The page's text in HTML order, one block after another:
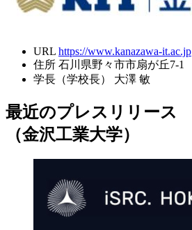
URL https://www.kanazawa-it.ac.jp
住所 石川県野々市市扇が丘7-1
学長（学校長）
大澤 敏
最近のプレスリリース
（金沢工業大学）